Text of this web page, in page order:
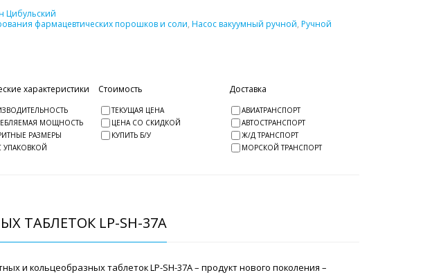
Цибульский
фармацевтических порошков и соли, Насос вакуумный ручной, Ручной
характеристики
МОЩНОСТЬ
РАЗМЕРЫ
УПАКОВКОЙ
Стоимость
ТЕКУЩАЯ ЦЕНА
ЦЕНА СО СКИДКОЙ
КУПИТЬ Б/У
Доставка
АВИАТРАНСПОРТ
АВТОСТРАНСПОРТ
Ж/Д ТРАНСПОРТ
МОРСКОЙ ТРАНСПОРТ
ТАБЛЕТОК LP-SH-37A
и кольцеобразных таблеток LP-SH-37A – продукт нового поколения –